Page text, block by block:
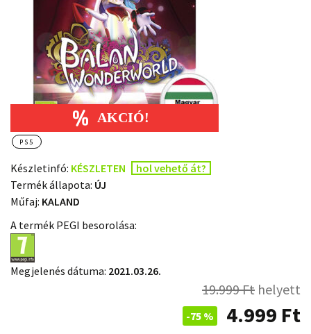
PS5
Készletinfó: KÉSZLETEN
hol vehető át?
Termék állapota: ÚJ
Műfaj: KALAND
A termék PEGI besorolása:
Megjelenés dátuma: 2021.03.26.
19.999Ft helyett
-75 % 4.999 Ft